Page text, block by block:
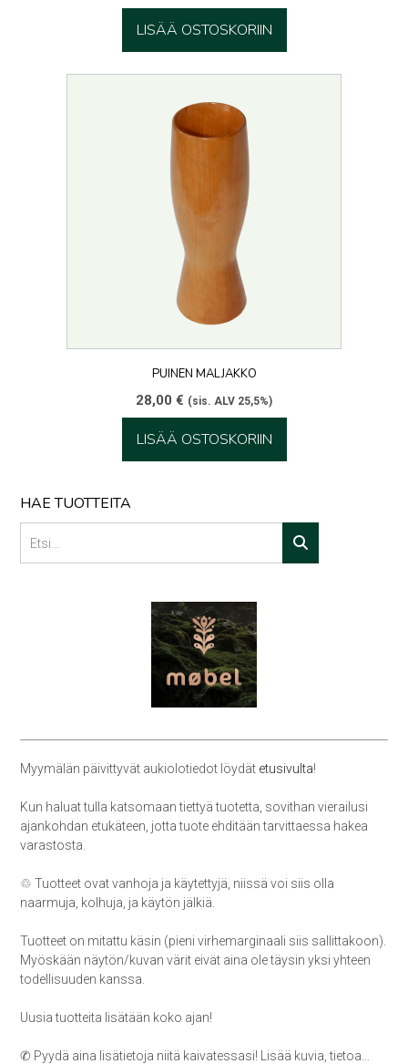
LISÄÄ OSTOSKORIIN
PUINEN MALJAKKO
28,00 € (sis. ALV 25,5%)
LISÄÄ OSTOSKORIIN
HAE TUOTTEITA
Myymälän päivittyvät aukiolotiedot löydät etusivulta!
Kun haluat tulla katsomaan tiettyä tuotetta, sovithan vierailusi
ajankohdan etukäteen, jotta tuote ehditään tarvittaessa hakea
varastosta.
♲ Tuotteet ovat vanhoja ja käytettyjä, niissä voi siis olla
naarmuja, kolhuja, ja käytön jälkiä.
Tuotteet on mitattu käsin (pieni virhemarginaali siis sallittakoon).
Myöskään näytön/kuvan värit eivät aina ole täysin yksi yhteen
todellisuuden kanssa.
Uusia tuotteita lisätään koko ajan!
✆ Pyydä aina lisätietoja niitä kaivatessasi! Lisää kuvia, tietoa…